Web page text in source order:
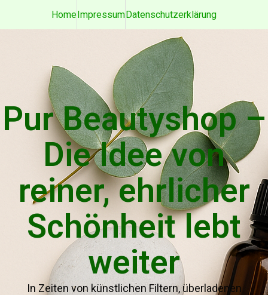
HomeImpressumDatenschutzerklärung
Pur Beautyshop –
Die Idee von
reiner, ehrlicher
Schönheit lebt
weiter
In Zeiten von künstlichen Filtern, überladenen